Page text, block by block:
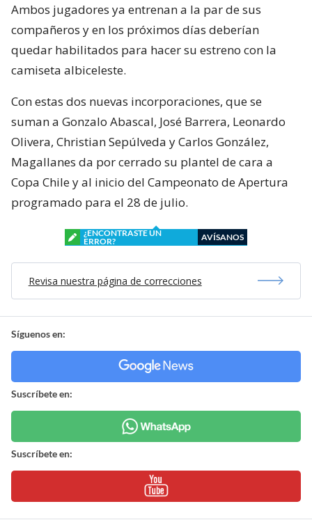
Ambos jugadores ya entrenan a la par de sus
compañeros y en los próximos días deberían
quedar habilitados para hacer su estreno con la
camiseta albiceleste.
Con estas dos nuevas incorporaciones, que se
suman a Gonzalo Abascal, José Barrera, Leonardo
Olivera, Christian Sepúlveda y Carlos González,
Magallanes da por cerrado su plantel de cara a
Copa Chile y al inicio del Campeonato de Apertura
programado para el 28 de julio.
¿ENCONTRASTE UN
ERROR?
AVÍSANOS
Revisa nuestra página de correcciones
Síguenos en:
Suscríbete en:
Suscríbete en: